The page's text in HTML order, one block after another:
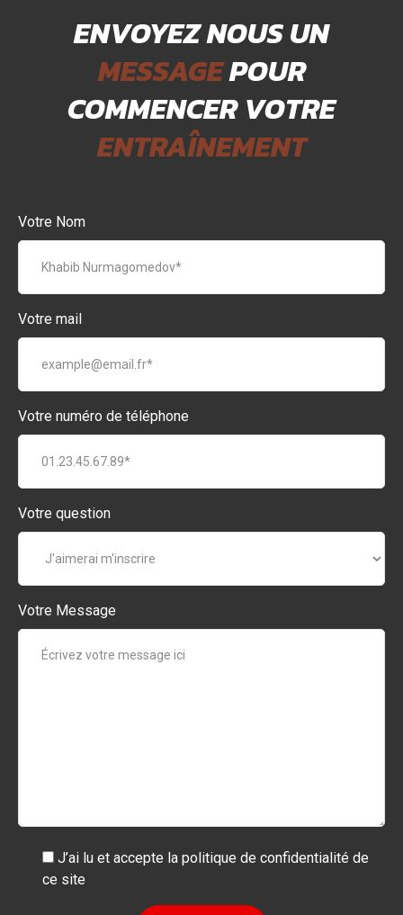
ENVOYEZ NOUS UN
MESSAGEPOUR
COMMENCER VOTRE
ENTRAÎNEMENT
Votre Nom
Votre mail
Votre numéro de téléphone
Votre question
Votre Message
J’ai lu et accepte la politique de confidentialité de
ce site